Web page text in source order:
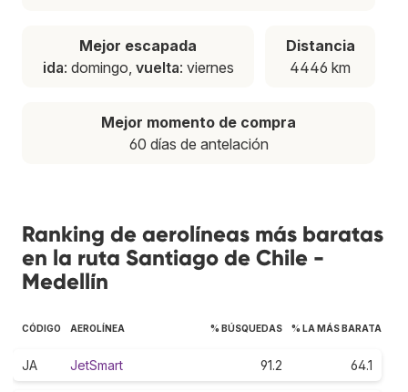
Mejor escapada
ida: domingo, vuelta: viernes
Distancia
4446 km
Mejor momento de compra
60 días de antelación
Ranking de aerolíneas más baratas
en la ruta Santiago de Chile -
Medellín
CÓDIGO AEROLÍNEA % BÚSQUEDAS % LA MÁS BARATA
JA JetSmart 91.2 64.1